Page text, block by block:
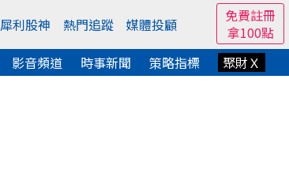
犀利股神 熱門追蹤 媒體投顧
免費註冊
拿100點
影音頻道 時事新聞 策略指標 聚財Ｘ